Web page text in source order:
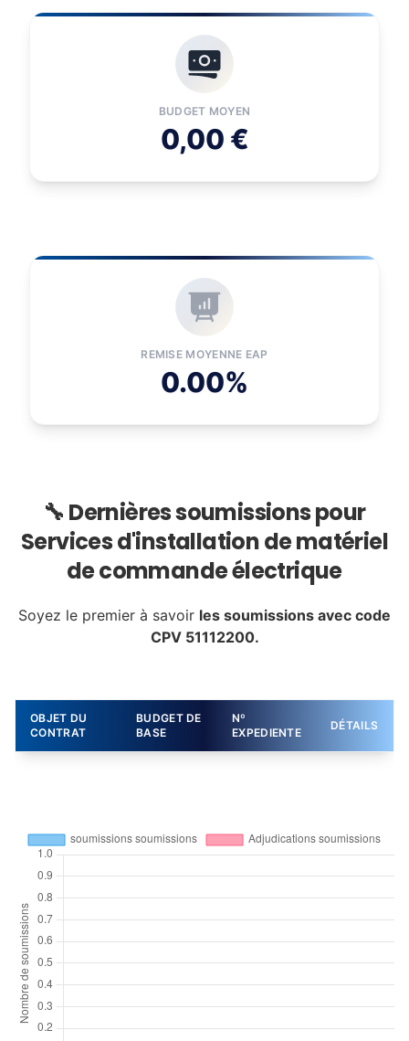
BUDGET MOYEN
0,00 €
REMISE MOYENNE EAP
0.00%
🔧 Dernières soumissions pour
Services d'installation de matériel
de commande électrique
Soyez le premier à savoir les soumissions avec code
CPV 51112200.
OBJET DU
CONTRAT
BUDGET DE
BASE
Nº
EXPEDIENTE
DÉTAILS